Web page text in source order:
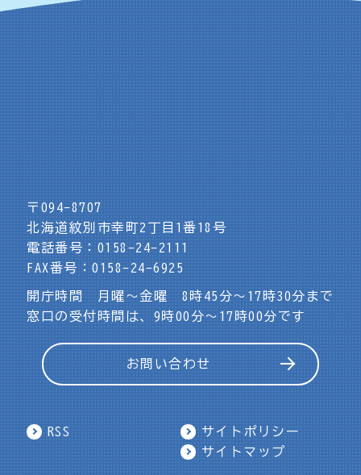
〒094-8707
北海道紋別市幸町2丁目1番18号
電話番号：0158-24-2111
FAX番号：0158-24-6925
開庁時間 月曜～金曜 8時45分～17時30分まで
窓口の受付時間は、9時00分～17時00分です
お問い合わせ
RSS
サイトポリシー
サイトマップ